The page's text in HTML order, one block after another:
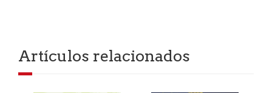
Artículos relacionados